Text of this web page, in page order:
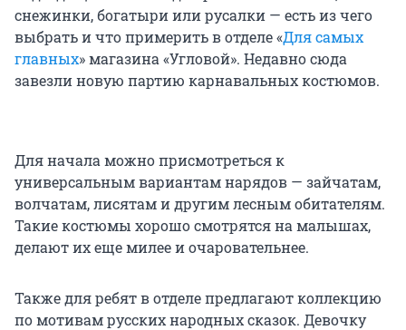
снежинки, богатыри или русалки — есть из чего
выбрать и что примерить в отделе «Для самых
главных» магазина «Угловой». Недавно сюда
завезли новую партию карнавальных костюмов.
Для начала можно присмотреться к
универсальным вариантам нарядов — зайчатам,
волчатам, лисятам и другим лесным обитателям.
Такие костюмы хорошо смотрятся на малышах,
делают их еще милее и очаровательнее.
Также для ребят в отделе предлагают коллекцию
по мотивам русских народных сказок. Девочку